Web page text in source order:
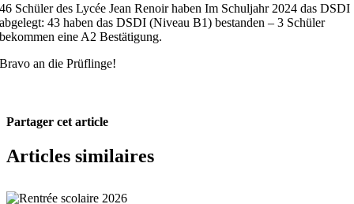
46 Schüler des Lycée Jean Renoir haben Im Schuljahr 2024 das DSDI
abgelegt: 43 haben das DSDI (Niveau B1) bestanden – 3 Schüler
bekommen eine A2 Bestätigung.
Bravo an die Prüflinge!
Partager cet article
Facebook
X
Pinterest
Email
Articles similaires